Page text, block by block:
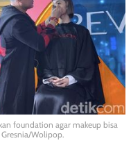
foundation agar makeup bisa
Wolipop.